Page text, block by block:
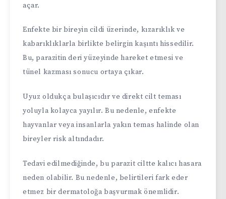
açar.
Enfekte bir bireyin cildi üzerinde, kızarıklık ve
kabarıklıklarla birlikte belirgin kaşıntı hissedilir.
Bu, parazitin deri yüzeyinde hareket etmesi ve
tünel kazması sonucu ortaya çıkar.
Uyuz oldukça bulaşıcıdır ve direkt cilt teması
yoluyla kolayca yayılır. Bu nedenle, enfekte
hayvanlar veya insanlarla yakın temas halinde olan
bireyler risk altındadır.
Tedavi edilmediğinde, bu parazit ciltte kalıcı hasara
neden olabilir. Bu nedenle, belirtileri fark eder
etmez bir dermatoloğa başvurmak önemlidir.